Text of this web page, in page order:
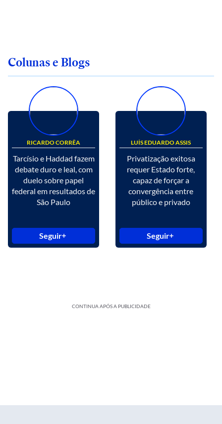
Colunas e Blogs
RICARDO CORRÊA
Tarcísio e Haddad fazem
debate duro e leal, com
duelo sobre papel
federal em resultados de
São Paulo
Seguir
LUÍS EDUARDO ASSIS
Privatização exitosa
requer Estado forte,
capaz de forçar a
convergência entre
público e privado
Seguir
CONTINUA APÓS A PUBLICIDADE